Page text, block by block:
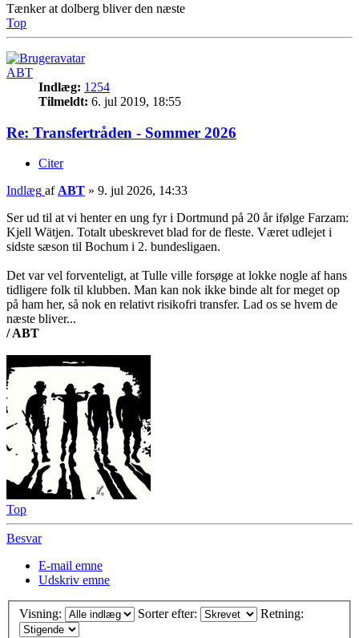
Tænker at dolberg bliver den næste
Top
ABT
Indlæg: 1254
Tilmeldt: 6. jul 2019, 18:55
Re: Transfertråden - Sommer 2026
Citer
Indlæg afABT » 9. jul 2026, 14:33
Ser ud til at vi henter en ung fyr i Dortmund på 20 år ifølge Farzam:
Kjell Wätjen. Totalt ubeskrevet blad for de fleste. Været udlejet i
sidste sæson til Bochum i 2. bundesligaen.
Det var vel forventeligt, at Tulle ville forsøge at lokke nogle af hans
tidligere folk til klubben. Man kan nok ikke binde alt for meget op
på ham her, så nok en relativt risikofri transfer. Lad os se hvem de
næste bliver...
/ ABT
Top
Besvar
E-mail emne
Udskriv emne
Visning: Sorter efter: Retning: